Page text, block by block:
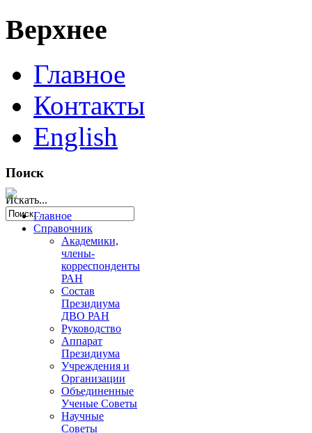
Верхнее
Главное
Контакты
English
Поиск
Искать...
Главное
Справочник
Академики,
члены-
корреспонденты
РАН
Состав
Президиума
ДВО РАН
Руководство
Аппарат
Президиума
Учреждения и
Организации
Объединенные
Ученые Советы
Научные
Советы